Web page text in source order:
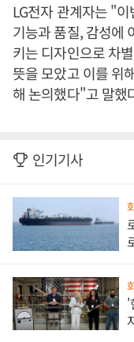
LG전자 관계자는 "
기능과 품질, 감성에
키는 디자인으로 차
뜻을 모았고 이를 위
해 논의했다"고 말했
인기기사
'